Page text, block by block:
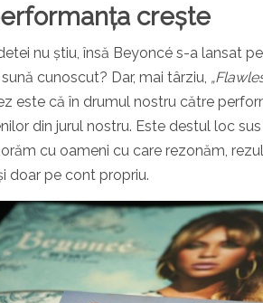
crește
nu știu, însă Beyoncé s-a lansat
sună cunoscut? Dar, mai târziu,
este că în drumul nostru către
din jurul nostru. Este destul loc
cu oameni cu care rezonăm,
doar pe cont propriu.